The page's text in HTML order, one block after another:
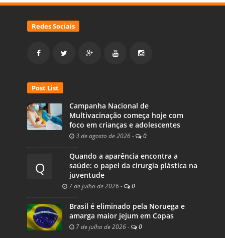
Redes Sociais
Post List
Campanha Nacional de
Multivacinação começa hoje com
foco em crianças e adolescentes
3 de agosto de 2026 - 0
Q
Quando a aparência encontra a
saúde: o papel da cirurgia plástica na
juventude
7 de julho de 2026 - 0
Brasil é eliminado pela Noruega e
amarga maior jejum em Copas
7 de julho de 2026 - 0